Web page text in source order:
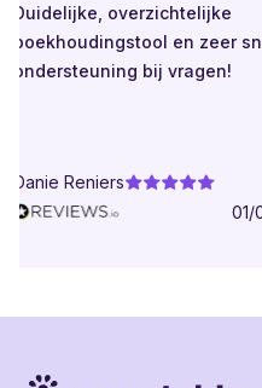
overzichtelijke
en zeer
bij vragen!
Reniers
01/